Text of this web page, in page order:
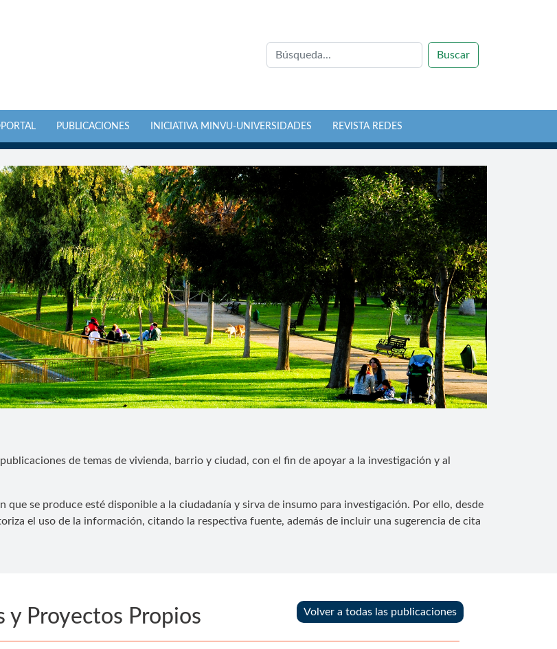
Buscar
PUBLICACIONES INICIATIVA MINVU-UNIVERSIDADES REVISTA REDES
de temas de vivienda, barrio y ciudad, con el fin de apoyar a la investigación y al
se produce esté disponible a la ciudadanía y sirva de insumo para investigación. Por ello, desde
el uso de la información, citando la respectiva fuente, además de incluir una sugerencia de cita
Volver a todas las publicaciones
y Proyectos Propios